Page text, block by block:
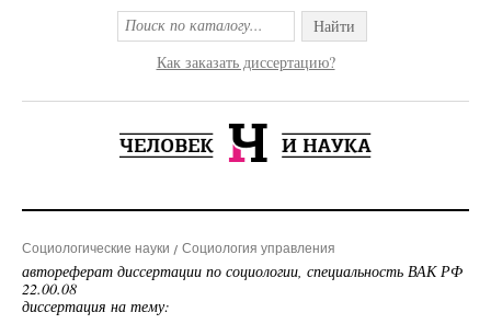
Найти
Как заказать диссертацию?
Социологические науки Социология управления
автореферат диссертации по социологии, специальность ВАК РФ
22.00.08
диссертация на тему: